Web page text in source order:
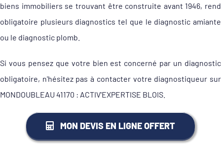
biens immobiliers se trouvant être construite avant 1946, rend
obligatoire plusieurs diagnostics tel que le diagnostic amiante
ou le diagnostic plomb.
Si vous pensez que votre bien est concerné par un diagnostic
obligatoire, n'hésitez pas à contacter votre diagnostiqueur sur
MONDOUBLEAU 41170 : ACTIV'EXPERTISE BLOIS.
MON DEVIS EN LIGNE OFFERT